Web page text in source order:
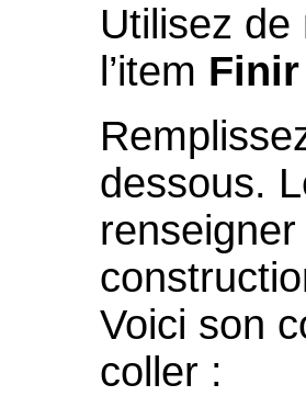
l’item
dessous.
renseigner
Voici son
coller :